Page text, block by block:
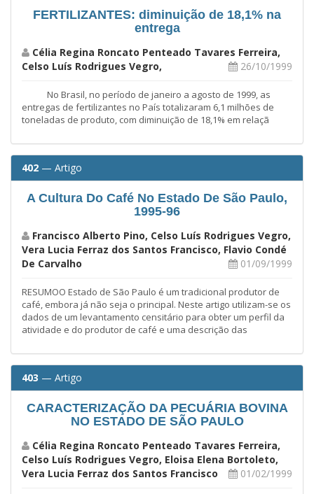
FERTILIZANTES: diminuição de 18,1% na
entrega
Célia Regina Roncato Penteado Tavares Ferreira,
Celso Luís Rodrigues Vegro,
26/10/1999
No Brasil, no período de janeiro a agosto de 1999, as
entregas de fertilizantes no País totalizaram 6,1 milhões de
toneladas de produto, com diminuição de 18,1% em relaçã
402 — Artigo
A Cultura Do Café No Estado De São Paulo,
1995-96
Francisco Alberto Pino, Celso Luís Rodrigues Vegro,
Vera Lucia Ferraz dos Santos Francisco, Flavio Condé
De Carvalho
01/09/1999
RESUMOO Estado de São Paulo é um tradicional produtor de
café, embora já não seja o principal. Neste artigo utilizam-se os
dados de um levantamento censitário para obter um perfil da
atividade e do produtor de café e uma descrição das
403 — Artigo
CARACTERIZAÇÃO DA PECUÁRIA BOVINA
NO ESTADO DE SÃO PAULO
Célia Regina Roncato Penteado Tavares Ferreira,
Celso Luís Rodrigues Vegro, Eloisa Elena Bortoleto,
Vera Lucia Ferraz dos Santos Francisco
01/02/1999